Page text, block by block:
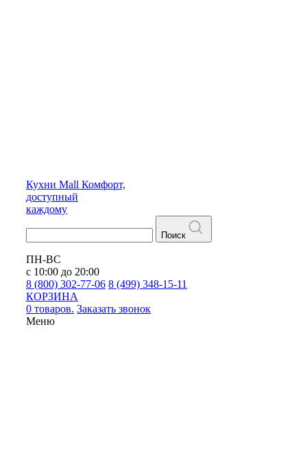
Кухни Mall Комфорт,
доступный
каждому
Поиск
ПН-ВС
с 10:00 до 20:00
8 (800) 302-77-06 8 (499) 348-15-11
КОРЗИНА
0 товаров. Заказать звонок
Меню